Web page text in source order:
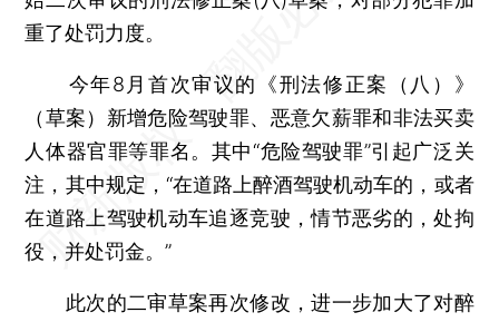
重了处罚力度。
今年8月首次审议的《刑法修正案（八）》
（草案）新增危险驾驶罪、恶意欠薪罪和非法买卖
人体器官罪等罪名。其中“危险驾驶罪”引起广泛关
注，其中规定，“在道路上醉酒驾驶机动车的，或者
在道路上驾驶机动车追逐竞驶，情节恶劣的，处拘
役，并处罚金。”
此次的二审草案再次修改，进一步加大了对醉